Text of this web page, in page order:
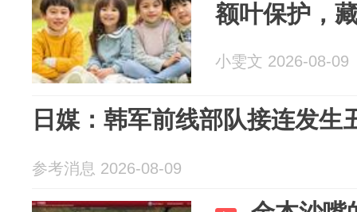
额叶保护，
小雯文 2026-08-09
日媒：韩军前线部队接连发生
参考消息 2026-08-09